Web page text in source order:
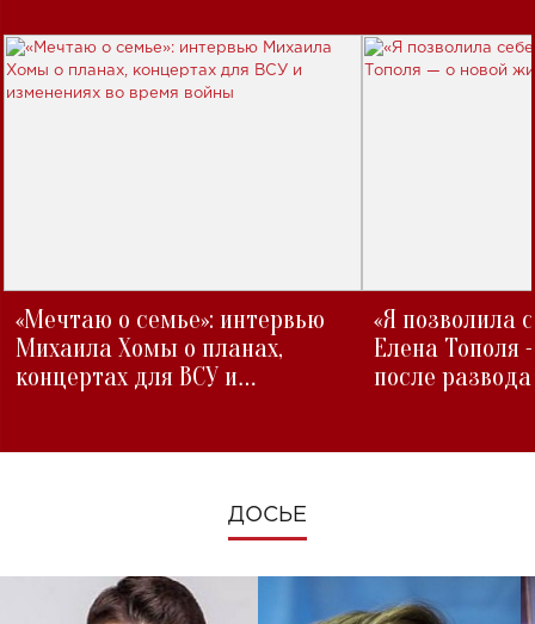
«Мечтаю о семье»: интервью
Михаила Хомы о планах,
концертах для ВСУ и
«Я позволила
Елена Тополя
после развода
ДОСЬЕ